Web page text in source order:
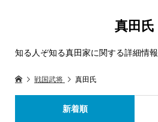
真田氏
知る人ぞ知る真田家に関する詳細情報
戦国武将 真田氏
新着順